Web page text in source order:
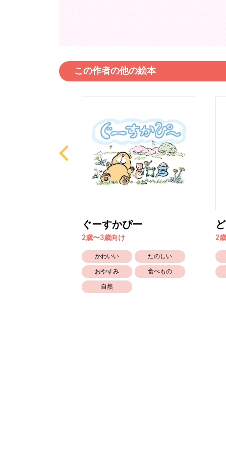
この作者の他の絵本
ぐーすかぴー
2歳〜3歳向け
かわいい たのしい
おやすみ 食べもの
自然
2